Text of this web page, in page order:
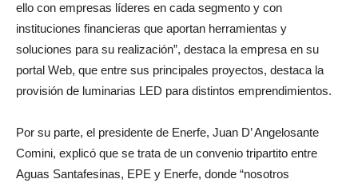
ello con empresas líderes en cada segmento y con
instituciones financieras que aportan herramientas y
soluciones para su realización”, destaca la empresa en su
portal Web, que entre sus principales proyectos, destaca la
provisión de luminarias LED para distintos emprendimientos.
Por su parte, el presidente de Enerfe, Juan D’ Angelosante
Comini, explicó que se trata de un convenio tripartito entre
Aguas Santafesinas, EPE y Enerfe, donde “nosotros